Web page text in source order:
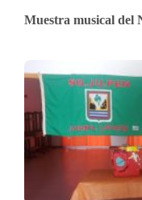
Muestra musical del